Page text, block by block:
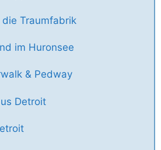
Traumfabrik
im Huronsee
& Pedway
Detroit